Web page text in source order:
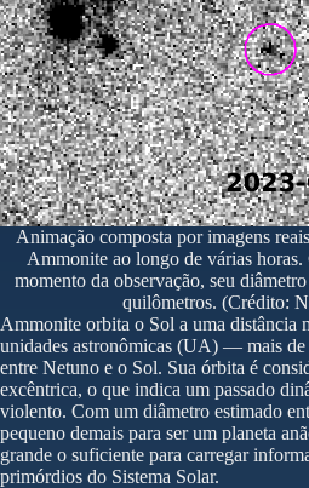
Animação composta por imagens
Ammonite ao longo de várias
momento da observação, seu
quilômetros. (Crédito:
Ammonite orbita o Sol a uma distância
unidades astronômicas (UA) — mais de
entre Netuno e o Sol. Sua órbita é
excêntrica, o que indica um passado
violento. Com um diâmetro estimado
pequeno demais para ser um planeta
grande o suficiente para carregar
primórdios do Sistema Solar.